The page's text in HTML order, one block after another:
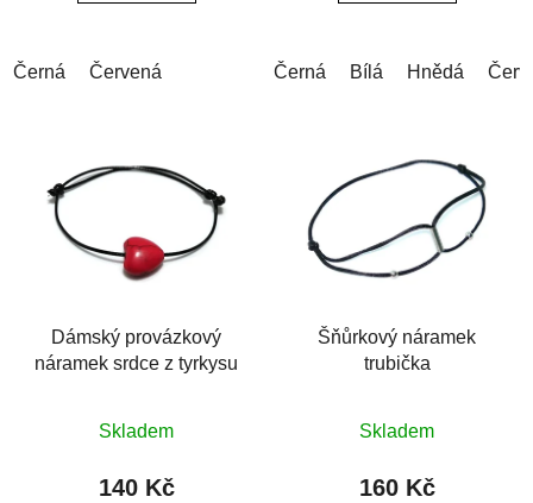
Černá Červená Černá Bílá Hnědá
Dámský provázkový
náramek srdce z tyrkysu
hodnocení
produktu
Skladem
140 Kč
Šňůrkový náramek
trubička
hodnocení
produktu
Skladem
160 Kč